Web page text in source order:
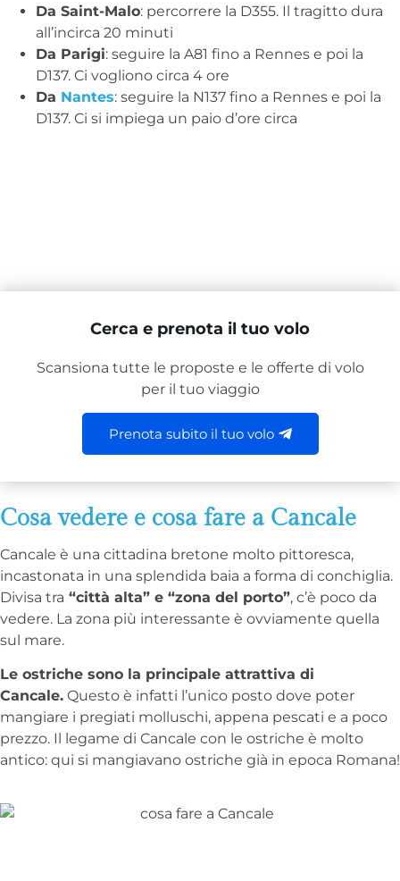
Da Saint-Malo: percorrere la D355. Il tragitto dura
all’incirca 20 minuti
Da Parigi: seguire la A81 fino a Rennes e poi la
D137. Ci vogliono circa 4 ore
Da Nantes: seguire la N137 fino a Rennes e poi la
D137. Ci si impiega un paio d’ore circa
Cerca e prenota il tuo volo
Scansiona tutte le proposte e le offerte di volo
per il tuo viaggio
Prenota subito il tuo volo
Cosa vedere e cosa fare a Cancale
Cancale è una cittadina bretone molto pittoresca,
incastonata in una splendida baia a forma di conchiglia.
Divisa tra “città alta” e “zona del porto”, c’è poco da
vedere. La zona più interessante è ovviamente quella
sul mare.
Le ostriche sono la principale attrattiva di
Cancale. Questo è infatti l’unico posto dove poter
mangiare i pregiati molluschi, appena pescati e a poco
prezzo. Il legame di Cancale con le ostriche è molto
antico: qui si mangiavano ostriche già in epoca Romana!